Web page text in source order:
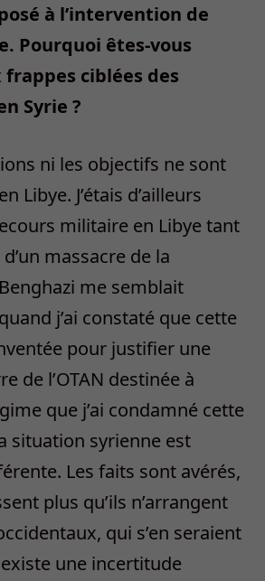
à l’intervention de
Pourquoi êtes-vous
ciblées des
Syrie ?
ni les objectifs ne sont
Libye. J’étais d’ailleurs
militaire en Libye tant
massacre de la
me semblait
j’ai constaté que cette
pour justifier une
de l’OTAN destinée à
que j’ai condamné cette
situation syrienne est
Les faits sont avérés,
plus qu’ils n’arrangent
qui s’en seraient
une incertitude